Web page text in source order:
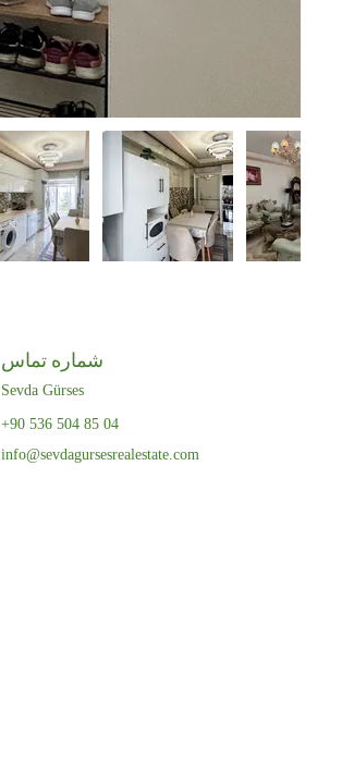
شماره تماس
Sevda Gürses
+90 536 504 85 04
info@sevdagursesrealestate.com